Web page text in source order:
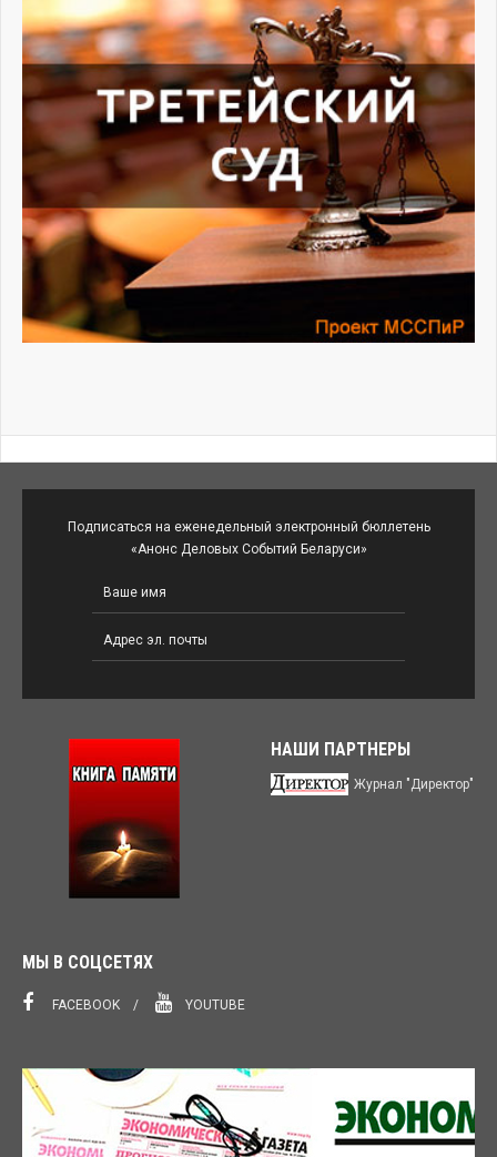
Подписаться на еженедельный электронный бюллетень
«Анонс Деловых Событий Беларуси»
НАШИ ПАРТНЕРЫ
Журнал "Директор"
МЫ В СОЦСЕТЯХ
FACEBOOK YOUTUBE